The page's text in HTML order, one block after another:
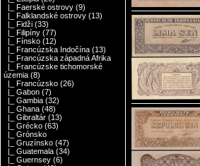
|_ Faerské ostrovy (9)
|_ Falklandské ostrovy (13)
|_ Fidži (33)
|_ Filipíny (77)
|_ Fínsko (12)
|_ Francúzska Indočína (13)
|_ Francúzska západná Afrika
|_ Francúzske tichomorské
územia (8)
|_ Francúzsko (26)
|_ Gabon (7)
|_ Gambia (32)
|_ Ghana (48)
|_ Gibraltár (13)
|_ Grécko (63)
|_ Grónsko
|_ Gruzínsko (47)
|_ Guatemala (34)
|_ Guernsey (6)